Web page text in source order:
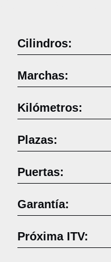
Cilindros:
Marchas:
Kilómetros:
Plazas:
Puertas:
Garantía:
Próxima ITV: